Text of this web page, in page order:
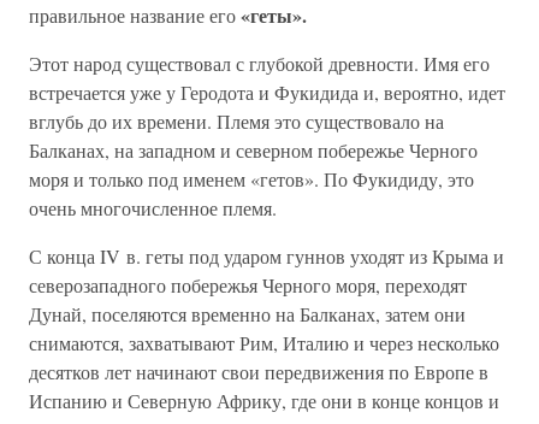
правильное название его«геты».
Этот народ существовал с глубокой древности. Имя его
встречается уже у Геродота и Фукидида и, вероятно, идет
вглубь до их времени. Племя это существовало на
Балканах, на западном и северном побережье Черного
моря и только под именем «гетов». По Фукидиду, это
очень многочисленное племя.
С конца IV в. геты под ударом гуннов уходят из Крыма и
северозападного побережья Черного моря, переходят
Дунай, поселяются временно на Балканах, затем они
снимаются, захватывают Рим, Италию и через несколько
десятков лет начинают свои передвижения по Европе в
Испанию и Северную Африку, где они в конце концов и